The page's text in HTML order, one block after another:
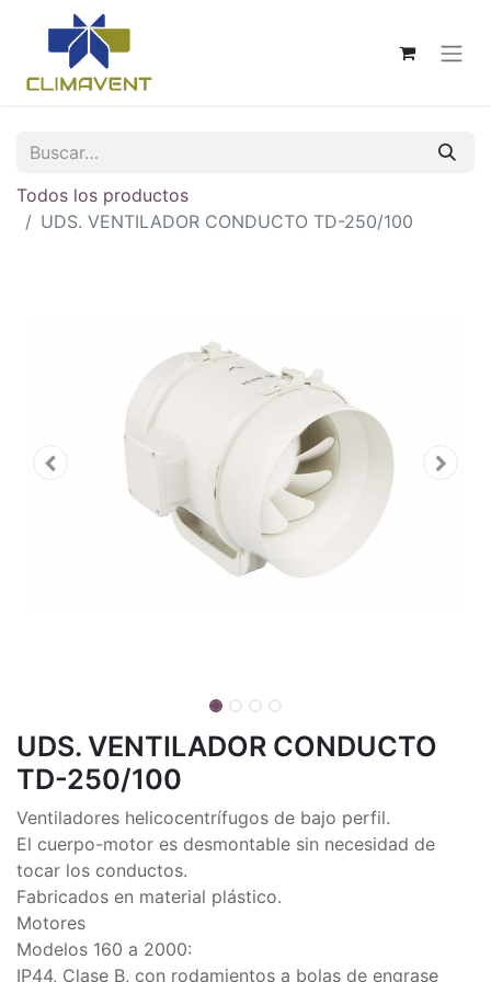
Todos los productos
UDS. VENTILADOR CONDUCTO TD-250/100
UDS. VENTILADOR CONDUCTO
TD-250/100
Ventiladores helicocentrífugos de bajo perfil.
El cuerpo-motor es desmontable sin necesidad de
tocar los conductos.
Fabricados en material plástico.
Motores
Modelos 160 a 2000:
IP44, Clase B, con rodamientos a bolas de engrase